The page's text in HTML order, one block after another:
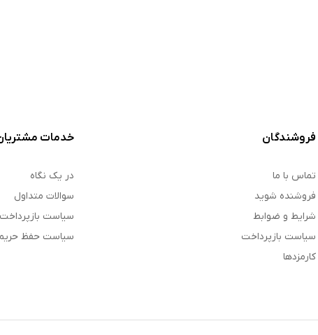
فروشندگان
تماس با ما
فروشنده شوید
شرایط و ضوابط
سیاست بازپرداخت
کارمزدها
خدمات
در یک نگاه
سوالات متداول
سیاست بازپرداخت
سیاست حفظ